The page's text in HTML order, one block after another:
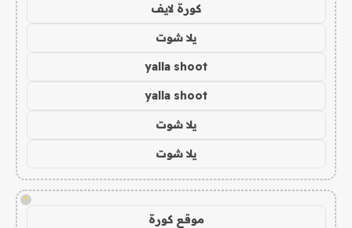
كورة لايف
يلا شوت
yalla shoot
yalla shoot
يلا شوت
يلا شوت
!
موقع كورة